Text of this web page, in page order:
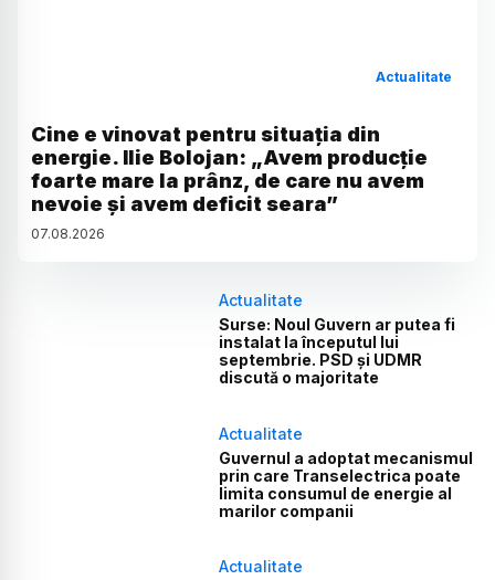
Actualitate
Cine e vinovat pentru situația din
energie. Ilie Bolojan: „Avem producție
foarte mare la prânz, de care nu avem
nevoie și avem deficit seara”
07.08.2026
Actualitate
Surse: Noul Guvern ar putea fi
instalat la începutul lui
septembrie. PSD și UDMR
discută o majoritate
Actualitate
Guvernul a adoptat mecanismul
prin care Transelectrica poate
limita consumul de energie al
marilor companii
Actualitate